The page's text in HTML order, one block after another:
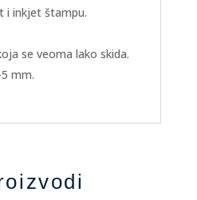
i inkjet štampu.
se veoma lako skida.
mm.